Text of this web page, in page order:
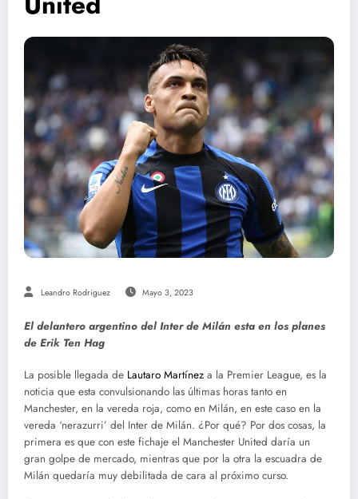
Leandro Rodriguez Mayo 3, 2023
El delantero argentino del Inter de Milán esta en los planes
de Erik Ten Hag
La posible llegada de Lautaro Martínez a la Premier League, es la
noticia que esta convulsionando las últimas horas tanto en
Manchester, en la vereda roja, como en Milán, en este caso en la
vereda ‘nerazurri’ del Inter de Milán. ¿Por qué? Por dos cosas, la
primera es que con este fichaje el Manchester United daría un
gran golpe de mercado, mientras que por la otra la escuadra de
Milán quedaría muy debilitada de cara al próximo curso.